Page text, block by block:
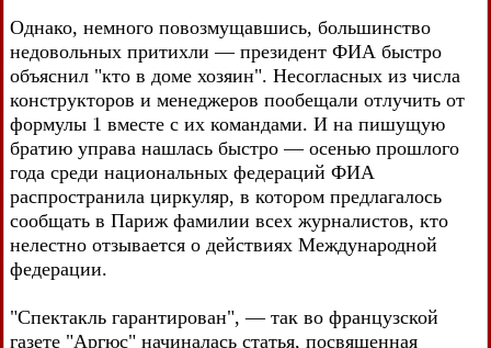
Однако, немного повозмущавшись, большинство
недовольных притихли — президент ФИА быстро
объяснил "кто в доме хозяин". Несогласных из числа
конструкторов и менеджеров пообещали отлучить от
формулы 1 вместе с их командами. И на пишущую
братию управа нашлась быстро — осенью прошлого
года среди национальных федераций ФИА
распространила циркуляр, в котором предлагалось
сообщать в Париж фамилии всех журналистов, кто
нелестно отзывается о действиях Международной
федерации.
"Спектакль гарантирован", — так во французской
газете "Аргюс" начиналась статья, посвященная